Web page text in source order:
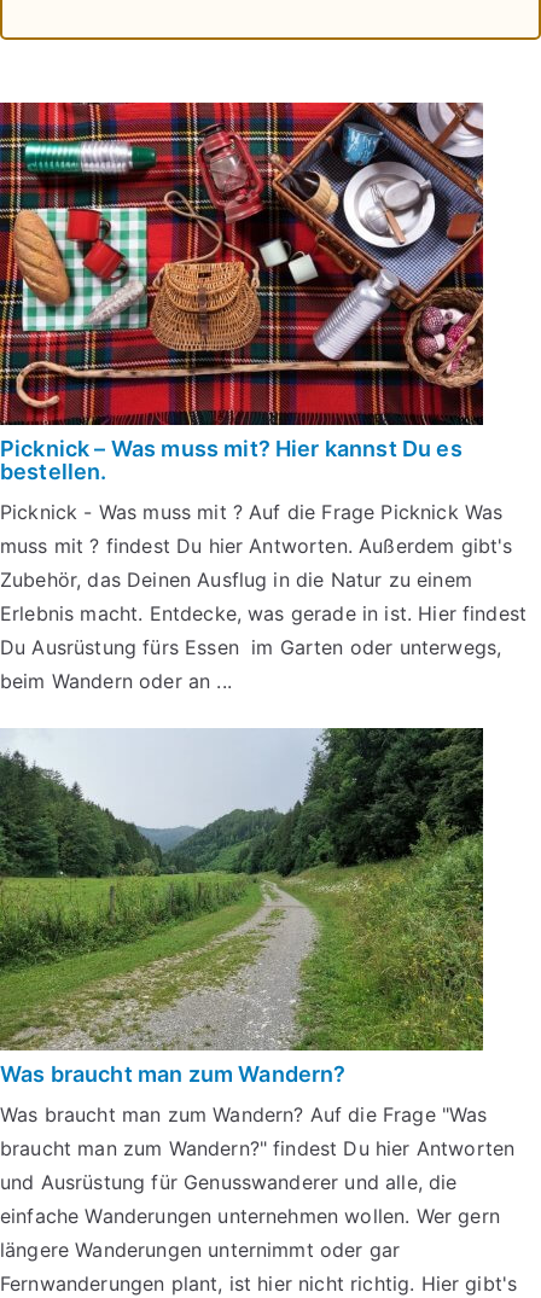
Picknick – Was muss mit? Hier kannst Du es
bestellen.
Picknick - Was muss mit ? Auf die Frage Picknick Was
muss mit ? findest Du hier Antworten. Außerdem gibt's
Zubehör, das Deinen Ausflug in die Natur zu einem
Erlebnis macht. Entdecke, was gerade in ist. Hier findest
Du Ausrüstung fürs Essen im Garten oder unterwegs,
beim Wandern oder an ...
Was braucht man zum Wandern?
Was braucht man zum Wandern? Auf die Frage "Was
braucht man zum Wandern?" findest Du hier Antworten
und Ausrüstung für Genusswanderer und alle, die
einfache Wanderungen unternehmen wollen. Wer gern
längere Wanderungen unternimmt oder gar
Fernwanderungen plant, ist hier nicht richtig. Hier gibt's